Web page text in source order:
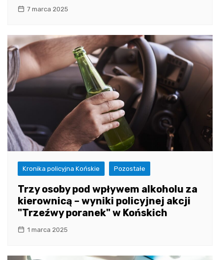
7 marca 2025
Kronika policyjna Końskie Pozostałe
Trzy osoby pod wpływem alkoholu za
kierownicą – wyniki policyjnej akcji
"Trzeźwy poranek" w Końskich
1 marca 2025